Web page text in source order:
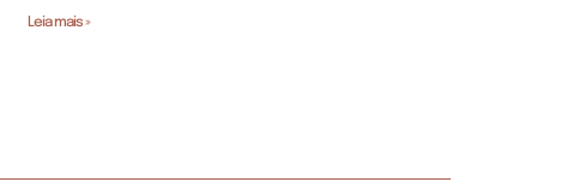
Leia mais »